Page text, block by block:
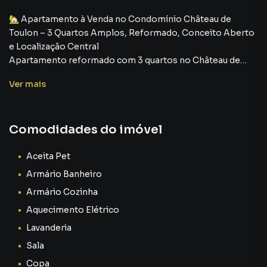
🏡 Apartamento à Venda no Condomínio Château de
Toulon – 3 Quartos Amplos, Reformado, Conceito Aberto
e Localização Central
Apartamento reformado com 3 quartos no Château de
algo comum no mercado imobiliário atual.
Agora imagine viver em um imóvel onde cada ambiente foi
pensado para oferecer conforto real no dia a dia, com uma
três banheiros e uma planta inteligente que valoriza cada
metro quadrado.
no Condomínio Château de Toulon, uma das regiões mais
Ver mais
Comodidades do imóvel
Aceita Pet
Armário Banheiro
Armário Cozinha
Aquecimento Elétrico
Lavanderia
Sala
Copa